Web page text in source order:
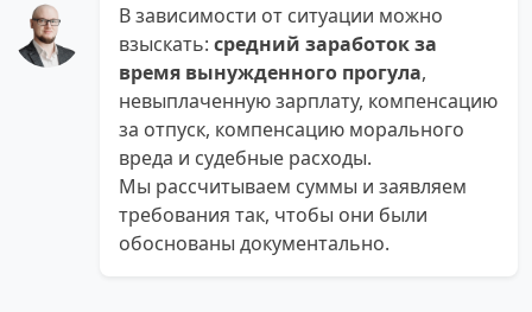
В зависимости от ситуации можно
взыскать: средний заработок за
время вынужденного прогула,
невыплаченную зарплату, компенсацию
за отпуск, компенсацию морального
вреда и судебные расходы.
Мы рассчитываем суммы и заявляем
требования так, чтобы они были
обоснованы документально.